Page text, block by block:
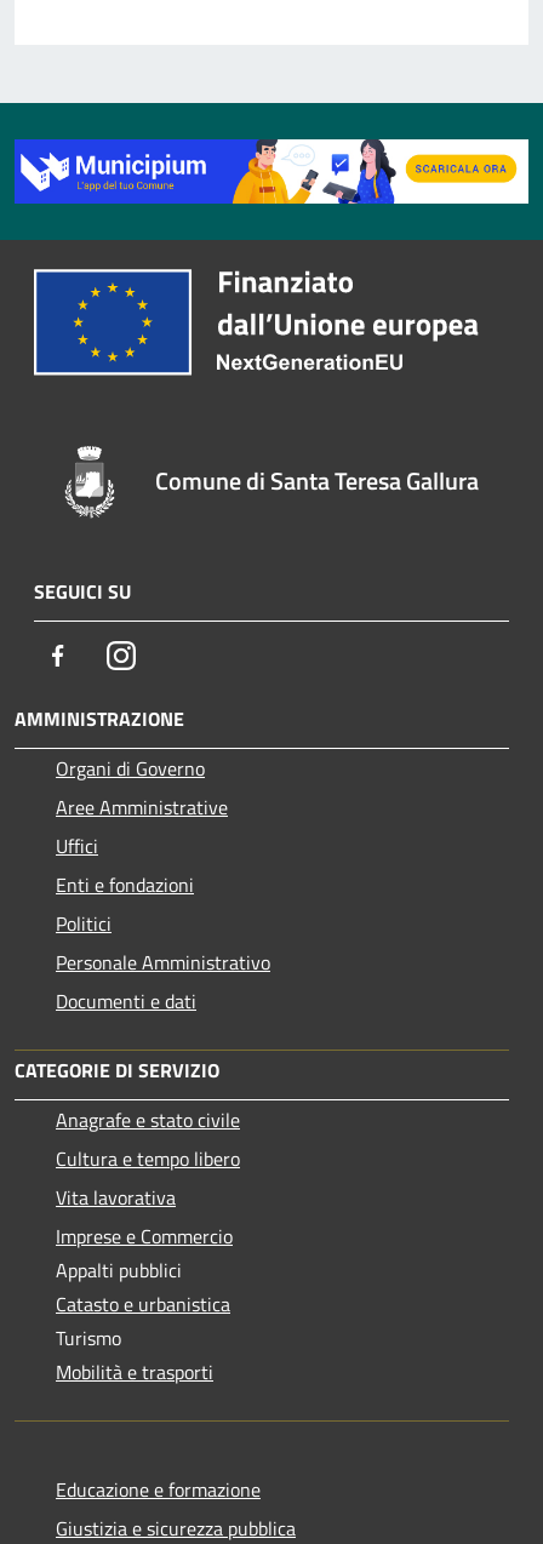
Comune di Santa Teresa Gallura
SEGUICI SU
FacebookInstagram
AMMINISTRAZIONE
Organi di Governo
Aree Amministrative
Uffici
Enti e fondazioni
Politici
Personale Amministrativo
Documenti e dati
CATEGORIE DI SERVIZIO
Anagrafe e stato civile
Cultura e tempo libero
Vita lavorativa
Imprese e Commercio
Appalti pubblici
Catasto e urbanistica
Turismo
Mobilità e trasporti
Educazione e formazione
Giustizia e sicurezza pubblica